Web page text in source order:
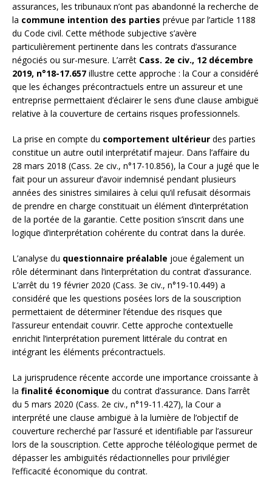
assurances, les tribunaux n’ont pas abandonné la recherche de
la commune intention des parties prévue par l’article 1188
du Code civil. Cette méthode subjective s’avère
particulièrement pertinente dans les contrats d’assurance
négociés ou sur-mesure. L’arrêt Cass. 2e civ., 12 décembre
2019, n°18-17.657 illustre cette approche : la Cour a considéré
que les échanges précontractuels entre un assureur et une
entreprise permettaient d’éclairer le sens d’une clause ambiguë
relative à la couverture de certains risques professionnels.
La prise en compte du comportement ultérieur des parties
constitue un autre outil interprétatif majeur. Dans l’affaire du
28 mars 2018 (Cass. 2e civ., n°17-10.856), la Cour a jugé que le
fait pour un assureur d’avoir indemnisé pendant plusieurs
années des sinistres similaires à celui qu’il refusait désormais
de prendre en charge constituait un élément d’interprétation
de la portée de la garantie. Cette position s’inscrit dans une
logique d’interprétation cohérente du contrat dans la durée.
L’analyse du questionnaire préalable joue également un
rôle déterminant dans l’interprétation du contrat d’assurance.
L’arrêt du 19 février 2020 (Cass. 3e civ., n°19-10.449) a
considéré que les questions posées lors de la souscription
permettaient de déterminer l’étendue des risques que
l’assureur entendait couvrir. Cette approche contextuelle
enrichit l’interprétation purement littérale du contrat en
intégrant les éléments précontractuels.
La jurisprudence récente accorde une importance croissante à
la finalité économique du contrat d’assurance. Dans l’arrêt
du 5 mars 2020 (Cass. 2e civ., n°19-11.427), la Cour a
interprété une clause ambiguë à la lumière de l’objectif de
couverture recherché par l’assuré et identifiable par l’assureur
lors de la souscription. Cette approche téléologique permet de
dépasser les ambiguïtés rédactionnelles pour privilégier
l’efficacité économique du contrat.